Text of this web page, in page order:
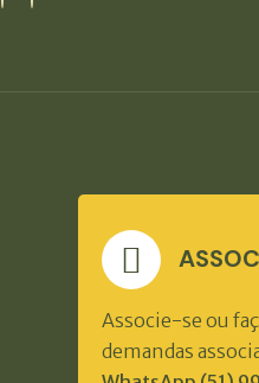
Associe-se ou
demandas